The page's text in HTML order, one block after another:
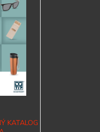
KATALOG